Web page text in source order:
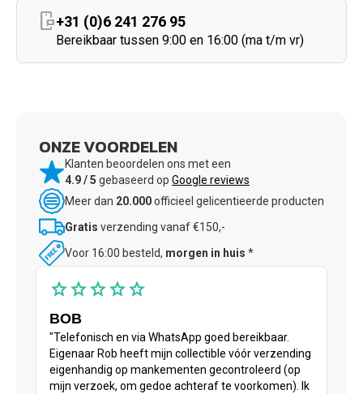
mobile_chat+31 (0)6 241 276 95
Bereikbaar tussen 9:00 en 16:00 (ma t/m vr)
ONZE VOORDELEN
Klanten beoordelen ons met een
4.9 / 5 gebaseerd op Google reviews
Meer dan 20.000officieel gelicentieerde producten
Gratis verzending vanaf €150,-
Voor 16:00 besteld, morgen in huis *
starstarstarstarstar
BOB
"Telefonisch en via WhatsApp goed bereikbaar.
Eigenaar Rob heeft mijn collectible vóór verzending
eigenhandig op mankementen gecontroleerd (op
mijn verzoek, om gedoe achteraf te voorkomen). Ik